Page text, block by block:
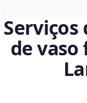
de vaso